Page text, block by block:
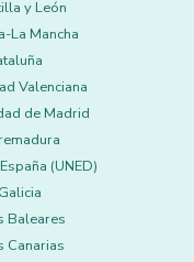
y León
La Mancha
Valenciana
de Madrid
(UNED)
Baleares
Canarias